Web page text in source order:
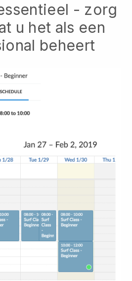
- zorg
u het als een
beheert